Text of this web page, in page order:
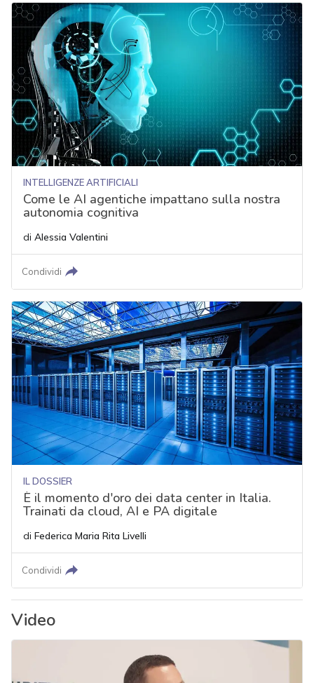
INTELLIGENZE ARTIFICIALI
Come le AI agentiche impattano sulla nostra
autonomia cognitiva
di Alessia Valentini
Condividi
IL DOSSIER
È il momento d'oro dei data center in Italia.
Trainati da cloud, AI e PA digitale
di Federica Maria Rita Livelli
Condividi
Video